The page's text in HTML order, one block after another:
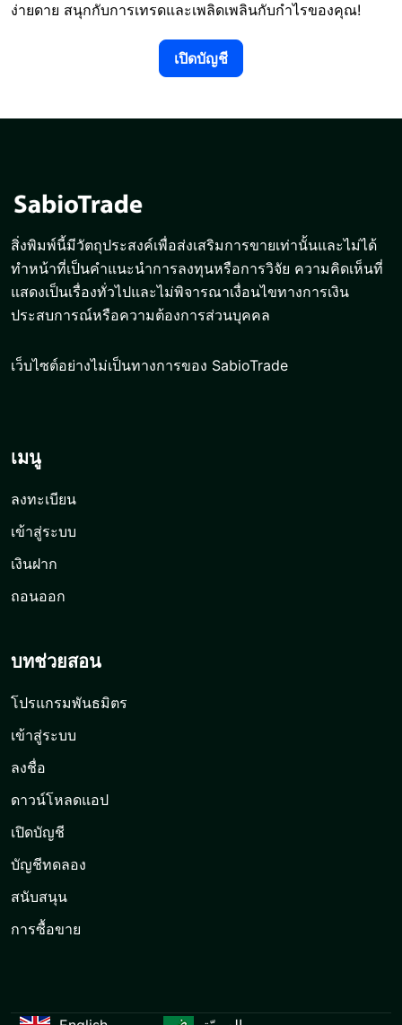
ง่ายดาย สนุกกับการเทรดและเพลิดเพลินกับกำไรของคุณ!
เปิดบัญชี
สิ่งพิมพ์นี้มีวัตถุประสงค์เพื่อส่งเสริมการขายเท่านั้นและไม่ได้
ทำหน้าที่เป็นคำแนะนำการลงทุนหรือการวิจัย ความคิดเห็นที่
แสดงเป็นเรื่องทั่วไปและไม่พิจารณาเงื่อนไขทางการเงิน
ประสบการณ์หรือความต้องการส่วนบุคคล
เว็บไซต์อย่างไม่เป็นทางการของ SabioTrade
เมนู
ลงทะเบียน
เข้าสู่ระบบ
เงินฝาก
ถอนออก
บทช่วยสอน
โปรแกรมพันธมิตร
เข้าสู่ระบบ
ลงชื่อ
ดาวน์โหลดแอป
เปิดบัญชี
บัญชีทดลอง
สนับสนุน
การซื้อขาย